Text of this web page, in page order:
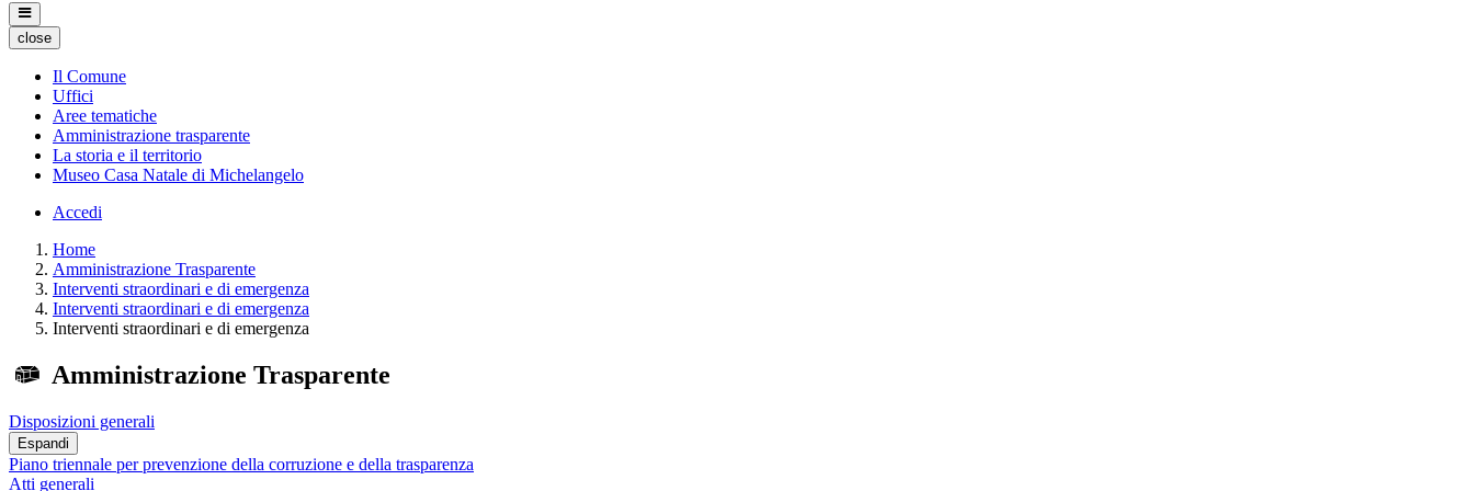
close
Il Comune
Uffici
Aree tematiche
Amministrazione trasparente
La storia e il territorio
Museo Casa Natale di Michelangelo
Accedi
Home
Amministrazione Trasparente
Interventi straordinari e di emergenza
Interventi straordinari e di emergenza
Interventi straordinari e di emergenza
Amministrazione Trasparente
Disposizioni generali
Espandi
Piano triennale per prevenzione della corruzione e della trasparenza
Atti generali